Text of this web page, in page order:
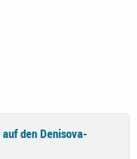
den Denisova-